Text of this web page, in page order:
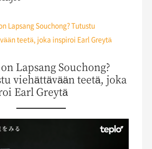
Lapsang Souchong?
viehättävään teetä, joka
Earl Greytä